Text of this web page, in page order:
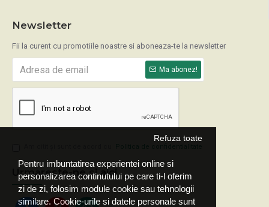
Pentru imbuntatirea experientei online si
personalizarea continutului pe care ti-l oferim
zi de zi, folosim module cookie sau tehnologii
similare. Cookie-urile si datele personale sunt
Refuza toate
Newsletter
Fii la curent cu promotiile noastre si aboneaza-te la newsletter
Ma abonez!
Urmareste-ne si aici